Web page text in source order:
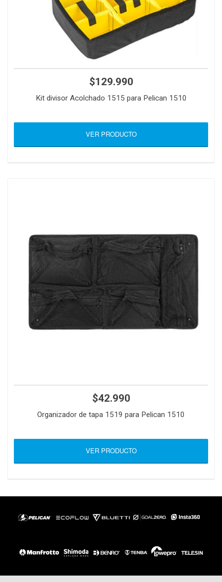
$129.990
Kit divisor Acolchado 1515 para Pelican 1510
VER PRODUCTO
$42.990
Organizador de tapa 1519 para Pelican 1510
VER PRODUCTO